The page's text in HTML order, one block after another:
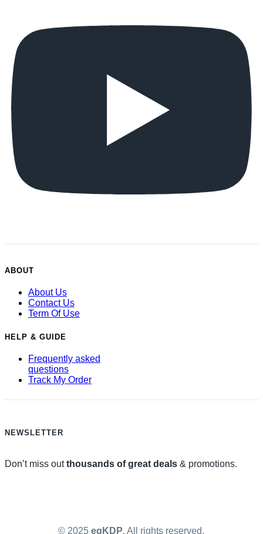
ABOUT
About Us
Contact Us
Term Of Use
HELP & GUIDE
Frequently asked
questions
Track My Order
NEWSLETTER
Don’t miss outthousands of great deals & promotions.
© 2025egKDP. All rights reserved.